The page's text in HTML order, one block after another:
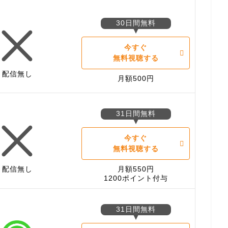
配信無し
30日間無料
今すぐ
無料視聴する
月額500円
配信無し
31日間無料
今すぐ
無料視聴する
月額550円
1200ポイント付与
31日間無料